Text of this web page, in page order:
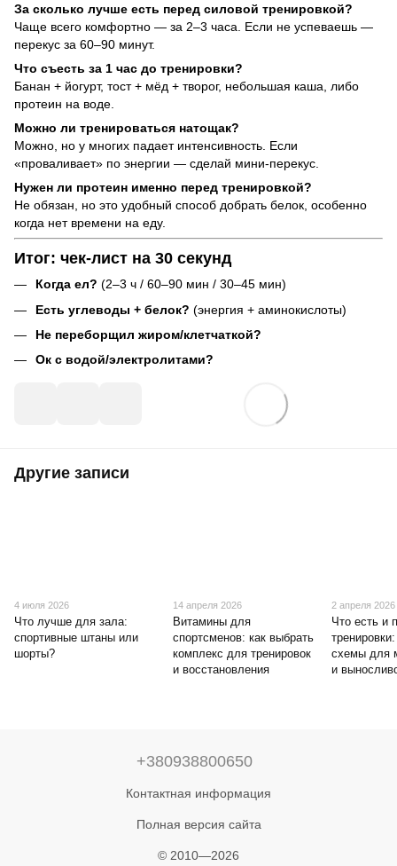
За сколько лучше есть перед силовой тренировкой?
Чаще всего комфортно — за 2–3 часа. Если не успеваешь —
перекус за 60–90 минут.
Что съесть за 1 час до тренировки?
Банан + йогурт, тост + мёд + творог, небольшая каша, либо
протеин на воде.
Можно ли тренироваться натощак?
Можно, но у многих падает интенсивность. Если
«проваливает» по энергии — сделай мини-перекус.
Нужен ли протеин именно перед тренировкой?
Не обязан, но это удобный способ добрать белок, особенно
когда нет времени на еду.
Итог: чек-лист на 30 секунд
Когда ел? (2–3 ч / 60–90 мин / 30–45 мин)
Есть углеводы + белок? (энергия + аминокислоты)
Не переборщил жиром/клетчаткой?
Ок с водой/электролитами?
Другие записи
4 июля 2026
Что лучше для зала:
спортивные штаны или
шорты?
14 апреля 2026
Витамины для
спортсменов: как выбрать
комплекс для тренировок
и восстановления
2 апреля 2026
Что есть и
схемы для
и
+380938800650
Контактная информация
Полная версия сайта
© 2010—2026